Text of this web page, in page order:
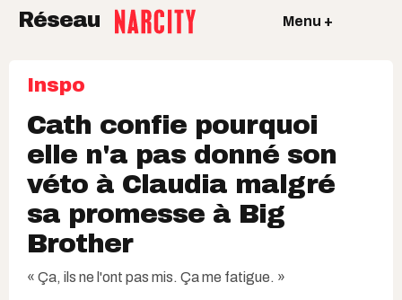
Réseau Menu +
Inspo
Cath confie pourquoi
elle n'a pas donné son
véto à Claudia malgré
sa promesse à Big
Brother
« Ça, ils ne l'ont pas mis. Ça me fatigue. »